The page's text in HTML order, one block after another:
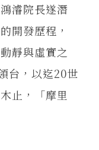
濬院長遂潛
開發歷程，
靜與虛實之
台，以迄20世
止，「摩里